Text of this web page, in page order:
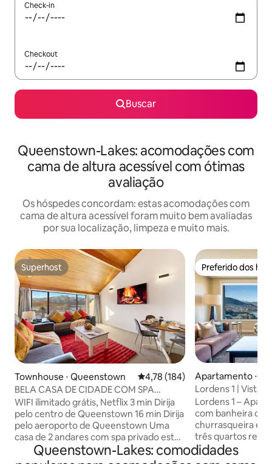
Check-in
Checkout
Buscar
Queenstown-Lakes: acomodações com
cama de altura acessível com ótimas
avaliação
Os hóspedes concordam: estas acomodações com
cama de altura acessível foram muito bem avaliadas
por sua localização, limpeza e muito mais.
Superhost
Superhost
Townhouse ⋅ Queenstown 4,78 de uma avaliação média de
4,78 (184)
BELA CASA DE CIDADE COM SPA
PRIVATIVO E VISTA PARA O LAGO
WIFI ilimitado grátis, Netflix 3 min Dirija
pelo centro de Queenstown 16 min Dirija
pelo aeroporto de Queenstown Uma
casa de 2 andares com spa privado está
situada em uma localização maravilhosa,
oferecendo uma fantástica caminhada
Preferido dos
Preferido dos
Apartamento ⋅
Lordens 1 | Vista
hidromassagem,
lareira
Lordens 1 –
com banheira de
churrasqueira e
três quartos
banheiros com
Queenstown-Lakes: comodidades